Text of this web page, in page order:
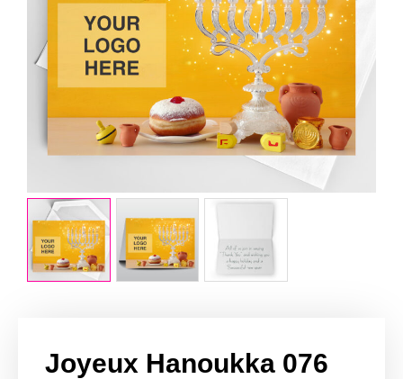
Joyeux Hanoukka 076